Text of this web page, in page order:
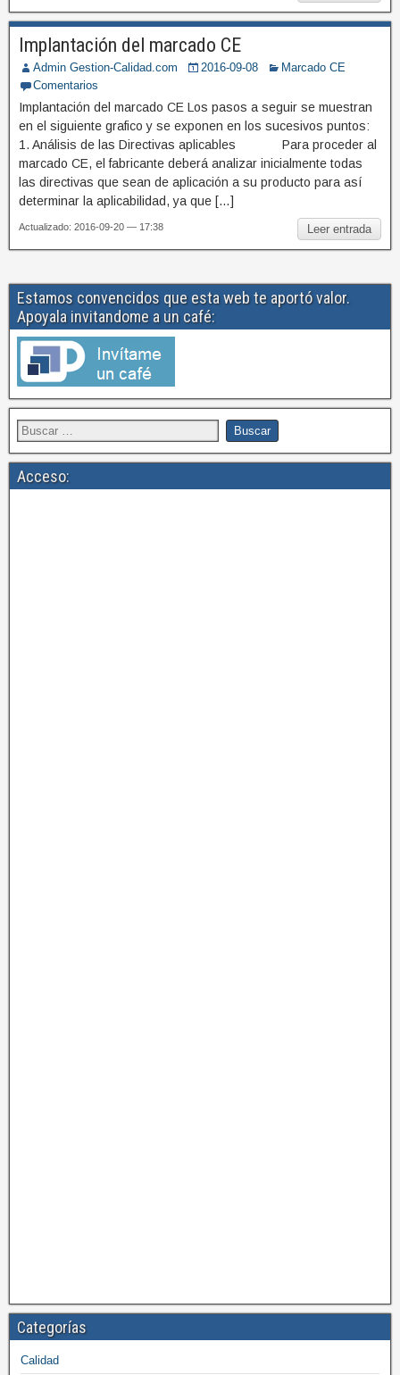
Implantación del marcado CE
Admin Gestion-Calidad.com 2016-09-08
Marcado CE
Comentarios
Implantación del marcado CE Los pasos a seguir se muestran
en el siguiente grafico y se exponen en los sucesivos puntos:
1. Análisis de las Directivas aplicables Para proceder al
marcado CE, el fabricante deberá analizar inicialmente todas
las directivas que sean de aplicación a su producto para así
determinar la aplicabilidad, ya que […]
Leer entrada
Actualizado: 2016-09-20 — 17:38
Estamos convencidos que esta web te aportó valor.
Apoyala invitandome a un café:
Acceso:
Categorías
Calidad